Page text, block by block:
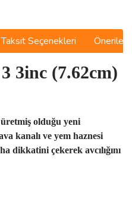
Taksit Seçenekleri
3inc (7.62cm)
üretmiş olduğu yeni
kanalı ve yem haznesi
dikkatini çekerek avcılığını